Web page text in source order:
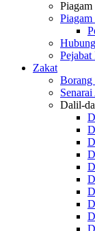
Piagam
Piagam
Pejabat
Zakat
Borang
Dalil-